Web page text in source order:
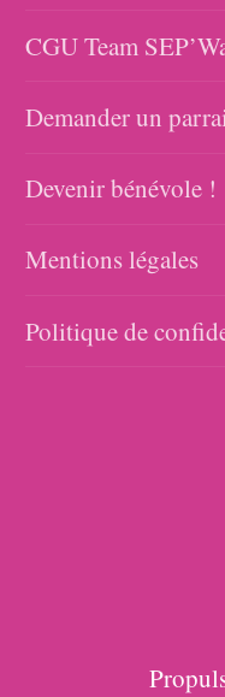
CGU Team
Demander un
Devenir bénévole !
Mentions légales
Politique de